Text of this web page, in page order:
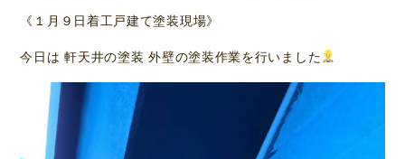
《１月９日着工戸建て塗装現場》
今日は 軒天井の塗装 外壁の塗装作業を行いました